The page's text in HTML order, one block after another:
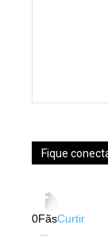
Fique
0FãsCurtir